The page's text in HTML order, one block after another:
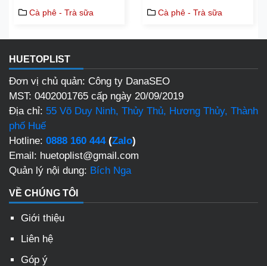
Cà phê - Trà sữa Cà phê - Trà sữa
HUETOPLIST
Đơn vị chủ quản: Công ty DanaSEO
MST: 0402001765 cấp ngày 20/09/2019
Địa chỉ: 55 Võ Duy Ninh, Thủy Thủ, Hương Thủy, Thành
phố Huế
Hotline: 0888 160 444(Zalo)
Email: huetoplist@gmail.com
Quản lý nội dung: Bích Nga
VỀ CHÚNG TÔI
Giới thiệu
Liên hệ
Góp ý